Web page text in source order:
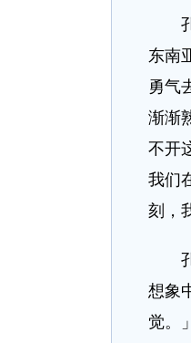
孔
东南
勇气
渐渐
不开
我们
刻，
孔
想象
觉。